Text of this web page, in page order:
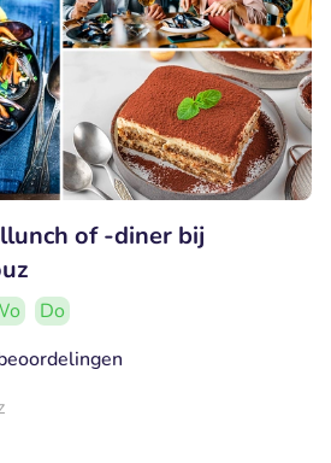
of -diner bij
Do